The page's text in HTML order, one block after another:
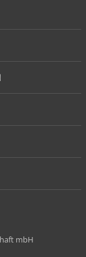
mbH